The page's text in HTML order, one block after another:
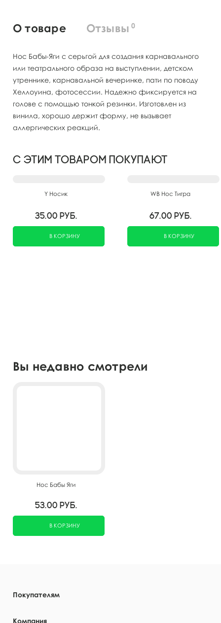
О товаре Отзывы 0
Нос Бабы-Яги с серьгой для создания карнавального
или театрального образа на выступлении, детском
утреннике, карнавальной вечеринке, пати по поводу
Хеллоуина, фотосессии. Надежно фиксируется на
голове с помощью тонкой резинки. Изготовлен из
винила, хорошо держит форму, не вызывает
аллергических реакций.
С этим товаром покупают
Y Носик
35.00 руб.
В КОРЗИНУ
WB Нос Тигра
67.00 руб.
В КОРЗИНУ
Вы недавно смотрели
Нос Бабы Яги
53.00 руб.
В КОРЗИНУ
Покупателям
Компания